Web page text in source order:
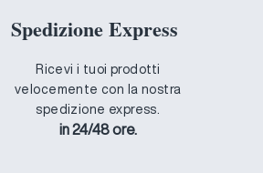
Spedizione Express
Ricevi i tuoi prodotti
velocemente con la nostra
spedizione express.
in 24/48 ore.